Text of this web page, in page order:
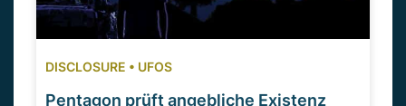
DISCLOSURE • UFOS
Pentagon prüft angebliche Existenz